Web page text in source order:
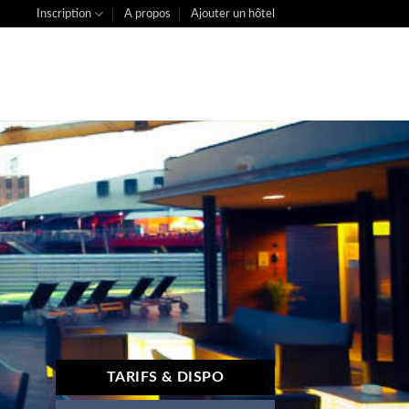
Inscription A propos Ajouter un hôtel
TARIFS & DISPO